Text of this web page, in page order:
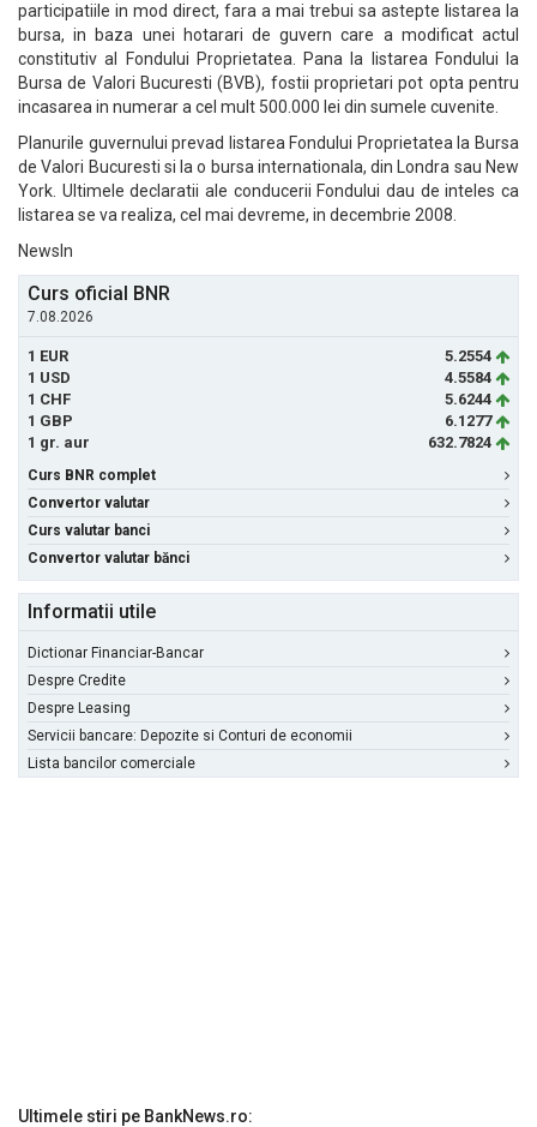
participatiile in mod direct, fara a mai trebui sa astepte listarea la
bursa, in baza unei hotarari de guvern care a modificat actul
constitutiv al Fondului Proprietatea. Pana la listarea Fondului la
Bursa de Valori Bucuresti (BVB), fostii proprietari pot opta pentru
incasarea in numerar a cel mult 500.000 lei din sumele cuvenite.
Planurile guvernului prevad listarea Fondului Proprietatea la Bursa
de Valori Bucuresti si la o bursa internationala, din Londra sau New
York. Ultimele declaratii ale conducerii Fondului dau de inteles ca
listarea se va realiza, cel mai devreme, in decembrie 2008.
NewsIn
Curs oficial BNR
7.08.2026
1 EUR
5.2554
1 USD
4.5584
1 CHF
5.6244
1 GBP
6.1277
1 gr. aur
632.7824
Curs BNR complet
Convertor valutar
Curs valutar banci
Convertor valutar bănci
Informatii utile
Dictionar Financiar-Bancar
Despre Credite
Despre Leasing
Servicii bancare: Depozite si Conturi de economii
Lista bancilor comerciale
Ultimele stiri pe BankNews.ro: